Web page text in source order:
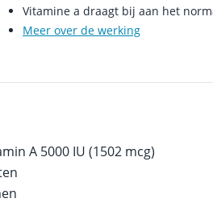
Vitamine a draagt bij aan het
Meer over de werking
A 5000 IU (1502 mcg)